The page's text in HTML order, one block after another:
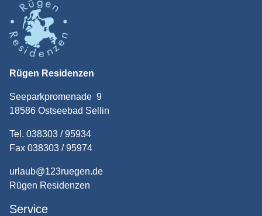
Rügen Residenzen
Seeparkpromenade 9
18586 Ostseebad Sellin
Tel. 038303 / 95934
Fax 038303 / 95974
urlaub@123ruegen.de
Rügen Residenzen
Service